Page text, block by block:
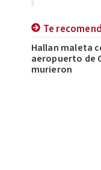
Te
Hallan maleta
aeropuerto de
murieron